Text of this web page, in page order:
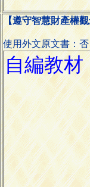
【遵守智慧財產權
使用外文原文書：否